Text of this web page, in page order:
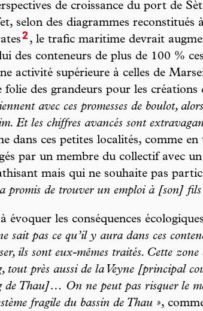
de croissance du port de
selon des diagrammes
2 , le trafic maritime devrait
des conteneurs de plus de 100 %
activité supérieure à celles de
folie des grandeurs pour les créations
avec ces promesses de boulot,
Et les chiffres avancés sont
dans ces petites localités, comme
par un membre du collectif avec
mais qui ne souhaite pas
promis de trouver un emploi à [son] fils
évoquer les conséquences
sait pas ce qu’il y aura dans ces
ils sont eux-mêmes traités. Cette
tout près aussi de la Veyne [principal
de Thau]… On ne peut pas risquer le
fragile du bassin de Thau »,